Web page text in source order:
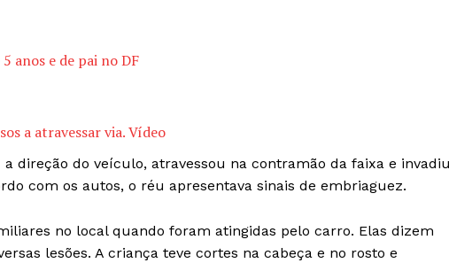
anos e de pai no DF
a atravessar via. Vídeo
direção do veículo, atravessou na contramão da faixa e invadiu
com os autos, o réu apresentava sinais de embriaguez.
no local quando foram atingidas pelo carro. Elas dizem
lesões. A criança teve cortes na cabeça e no rosto e